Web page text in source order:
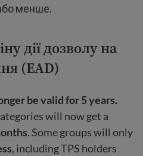
менше.
діїдозволу на
(EAD)
be valid for 5 years.
will now get a
. Some groups will only
, including TPS holders